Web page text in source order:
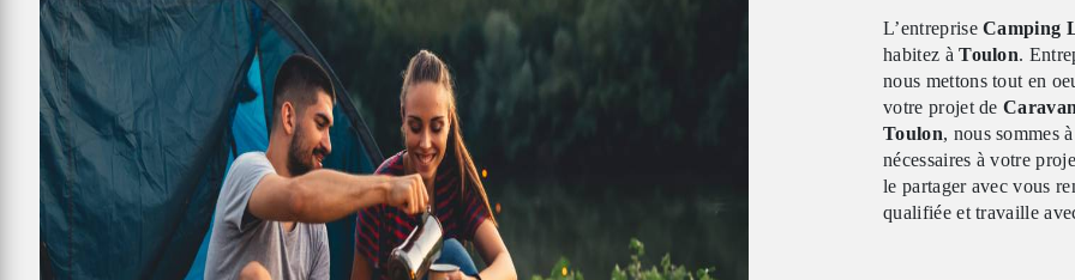
L’entrepriseCamping
habitez àToulon.
nous mettons tout en
votre projet de
Toulon, nous sommes
nécessaires à votre
le partager avec vous
qualifiée et travaille